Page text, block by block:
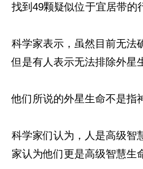
找到49颗疑似位于宜居带的
科学家表示，虽然目前无法
但是有人表示无法排除外星
他们所说的外星生命不是指
科学家们认为，人是高级智
家认为他们更是高级智慧生